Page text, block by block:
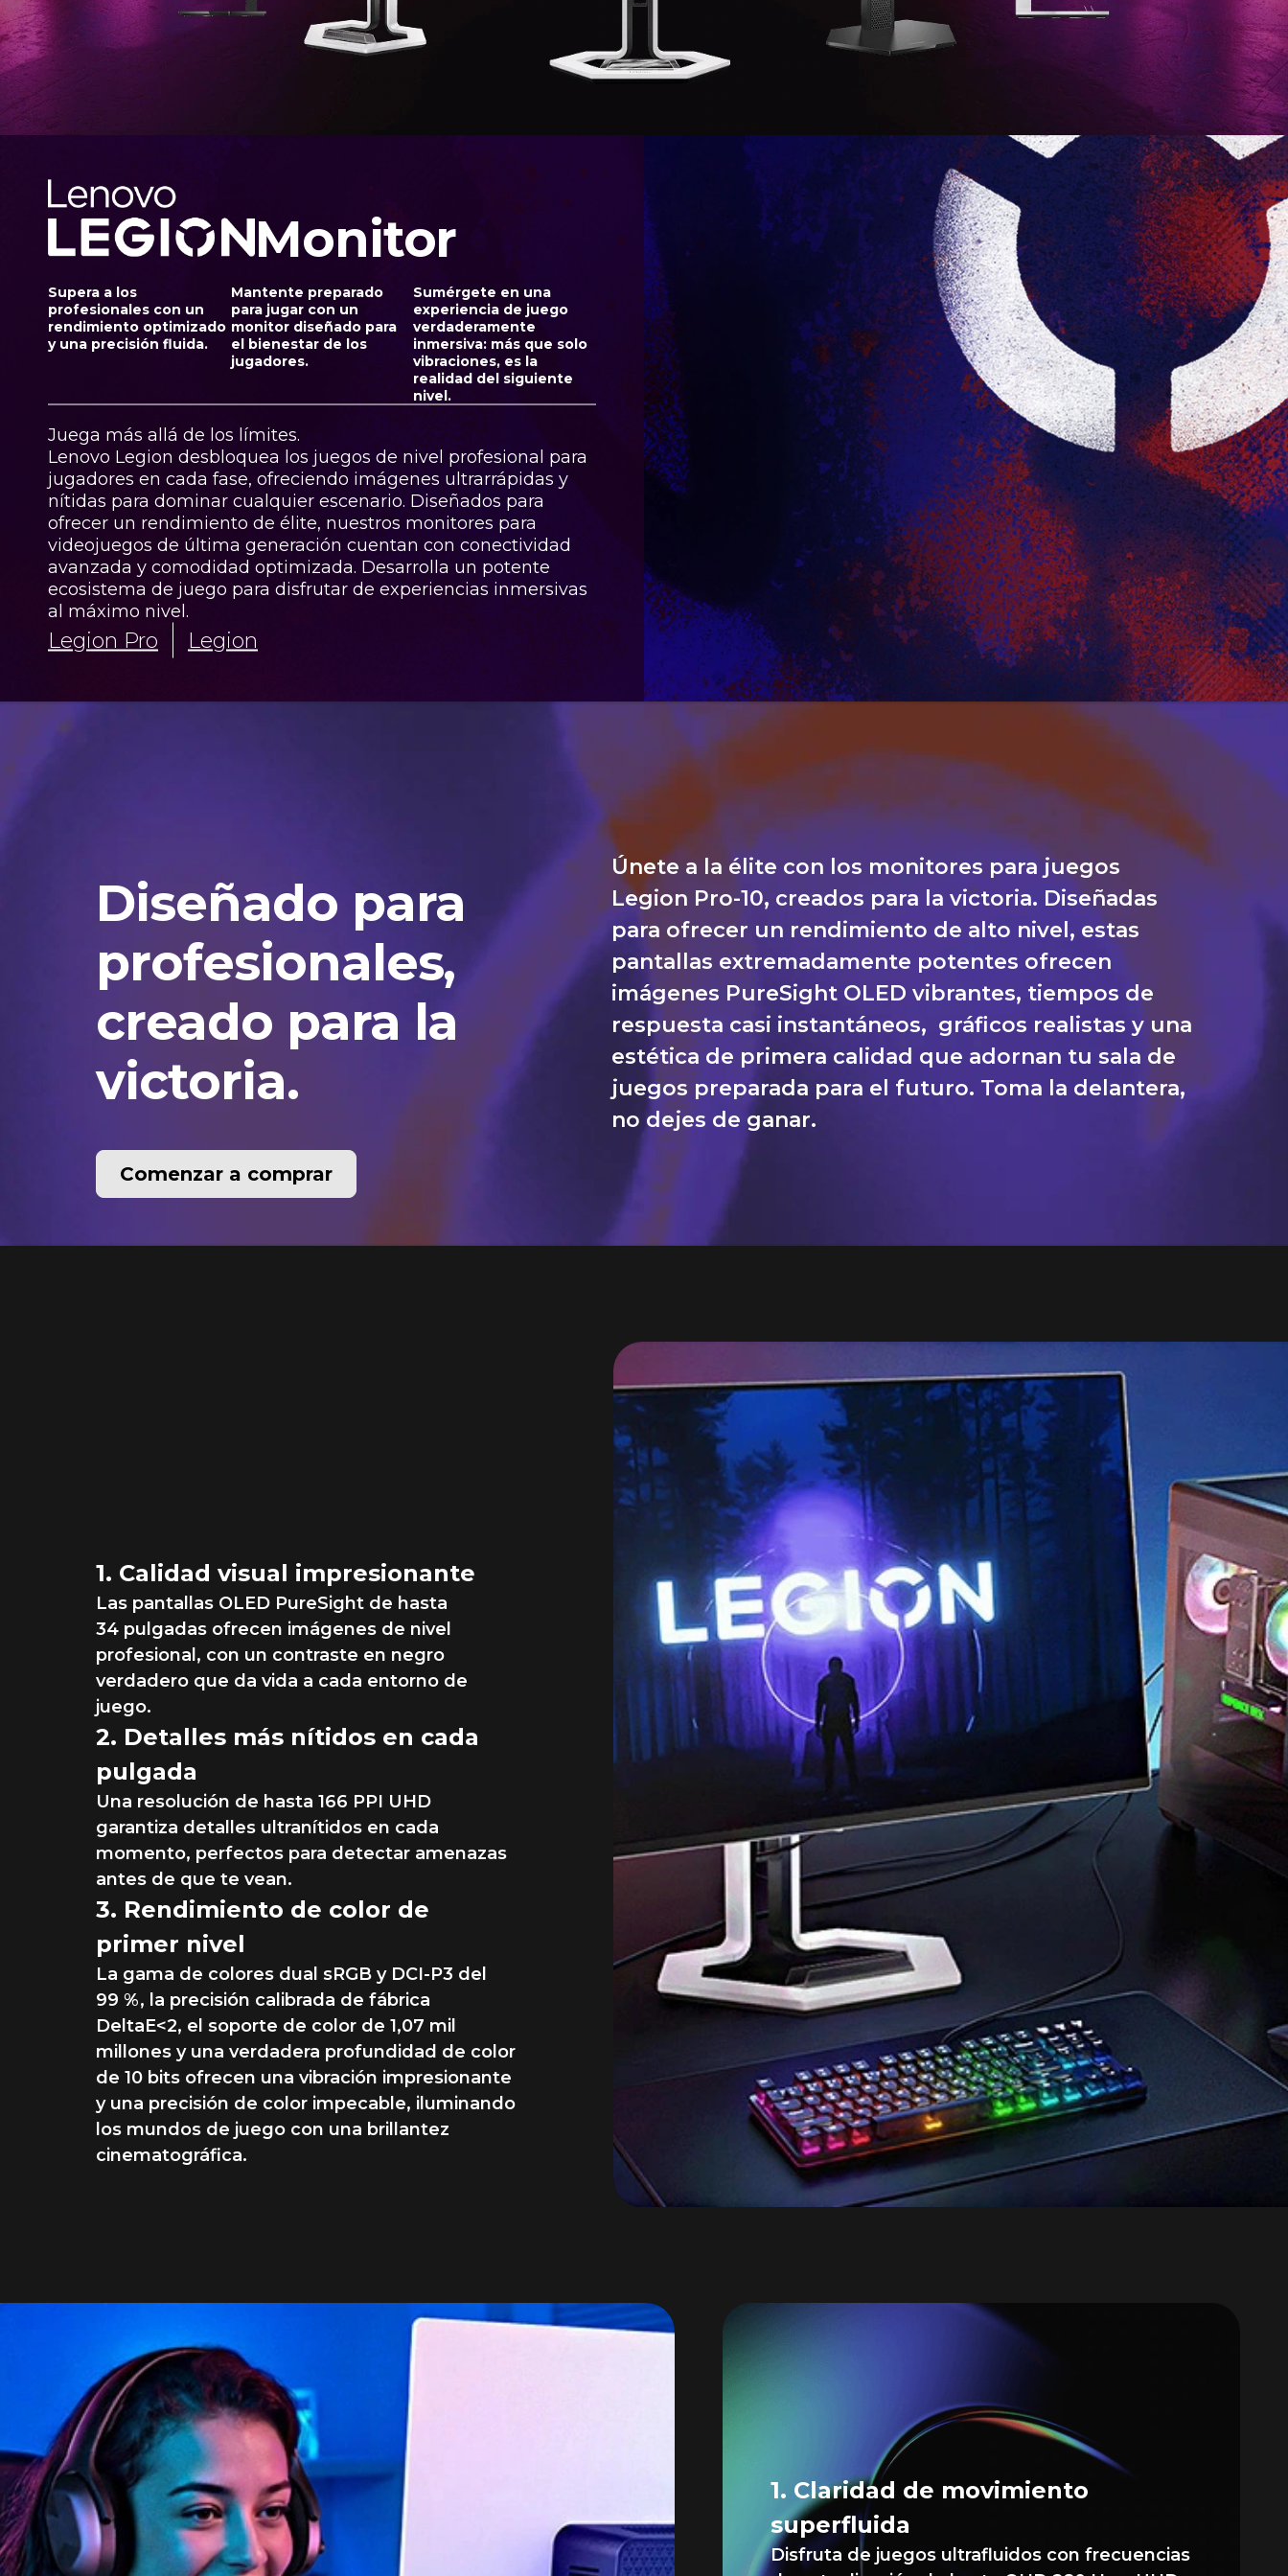
-
1
0
Monitor
Supera a los
profesionales con un
rendimiento optimizado
y una precisión fluida.
Mantente preparado
para jugar con un
monitor diseñado para
el bienestar de los
jugadores.
Sumérgete en una
experiencia de juego
verdaderamente
inmersiva: más que solo
vibraciones, es la
realidad del siguiente
nivel.
Juega más allá de los límites.
Lenovo Legion desbloquea los juegos de nivel profesional para
jugadores en cada fase, ofreciendo imágenes ultrarrápidas y
nítidas para dominar cualquier escenario. Diseñados para
ofrecer un rendimiento de élite, nuestros monitores para
videojuegos de última generación cuentan con conectividad
avanzada y comodidad optimizada. Desarrolla un potente
ecosistema de juego para disfrutar de experiencias inmersivas
al máximo nivel.
Legion Pro Legion
Diseñado para
profesionales,
creado para la
victoria.
Únete a la élite con los monitores para juegos
Legion Pro-10, creados para la victoria. Diseñadas
para ofrecer un rendimiento de alto nivel, estas
pantallas extremadamente potentes ofrecen
imágenes PureSight OLED vibrantes, tiempos de
respuesta casi instantáneos, gráficos realistas y una
estética de primera calidad que adornan tu sala de
juegos preparada para el futuro. Toma la delantera,
no dejes de ganar.
Comenzar a comprar
1. Calidad visual impresionante
Las pantallas OLED PureSight de hasta
34 pulgadas ofrecen imágenes de nivel
profesional, con un contraste en negro
verdadero que da vida a cada entorno de
juego.
2. Detalles más nítidos en cada
pulgada
Una resolución de hasta 166 PPI UHD
garantiza detalles ultranítidos en cada
momento, perfectos para detectar amenazas
antes de que te vean.
3. Rendimiento de color de
primer nivel
La gama de colores dual sRGB y DCI-P3 del
99 %, la precisión calibrada de fábrica
DeltaE<2, el soporte de color de 1,07 mil
millones y una verdadera profundidad de color
de 10 bits ofrecen una vibración impresionante
y una precisión de color impecable, iluminando
los mundos de juego con una brillantez
cinematográfica.
Gráficos ultrarrápidos,
juegos fluidos y
sedosos
1. Claridad de movimiento
superfluida
Disfruta de juegos ultrafluidos con frecuencias